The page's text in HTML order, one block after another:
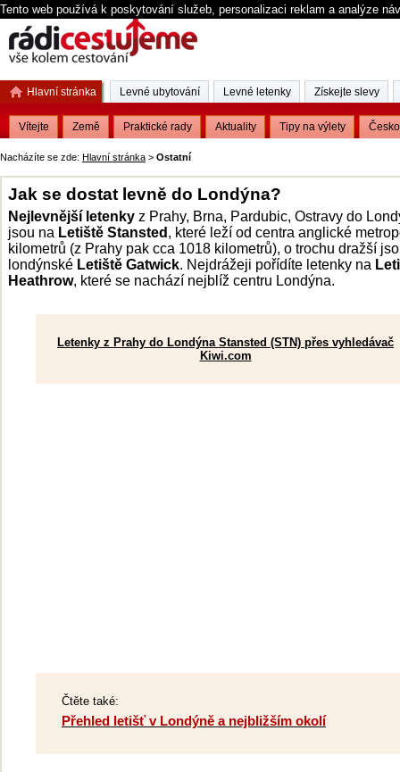
Tento web používá k poskytování služeb, personalizaci reklam a analýze
Nacházíte se zde: Hlavní stránka > Ostatní
Jak se dostat levně do Londýna?
Nejlevnější letenky z Prahy, Brna, Pardubic, Ostravy do
jsou na Letiště Stansted , které leží od centra anglické
kilometrů (z Prahy pak cca 1018 kilometrů), o trochu dražší
londýnské Letiště Gatwick. Nejdrážeji pořídíte letenky na
Heathrow, které se nachází nejblíž centru Londýna.
Letenky z Prahy do Londýna Stansted (STN) přes vyhledávač
Kiwi.com
Čtěte také:
Přehled letišť v Londýně a nejbližším okolí
Hlavní stránka
Vítejte Země Praktické rady Aktuality Tipy na výlety Česko
Levné ubytování Levné letenky Získejte slevy